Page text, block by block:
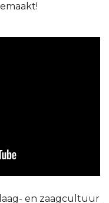
en zaagcultuur